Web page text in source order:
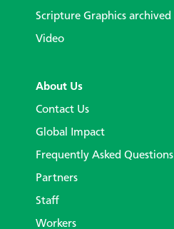
Scripture Graphics archived
Video
About Us
Contact Us
Global Impact
Frequently Asked Questions
Partners
Staff
Workers